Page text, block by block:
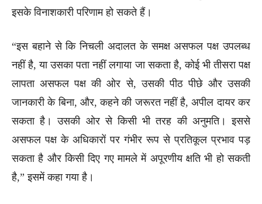
इसके विनाशकारी परिणाम हो सकते हैं।
“इस बहाने से कि निचली अदालत के समक्ष असफल पक्ष उपलब्ध
नहीं है, या उसका पता नहीं लगाया जा सकता है, कोई भी तीसरा पक्ष
लापता असफल पक्ष की ओर से, उसकी पीठ पीछे और उसकी
जानकारी के बिना, और, कहने की जरूरत नहीं है, अपील दायर कर
सकता है। उसकी ओर से किसी भी तरह की अनुमति। इससे
असफल पक्ष के अधिकारों पर गंभीर रूप से प्रतिकूल प्रभाव पड़
सकता है और किसी दिए गए मामले में अपूरणीय क्षति भी हो सकती
है,” इसमें कहा गया है।